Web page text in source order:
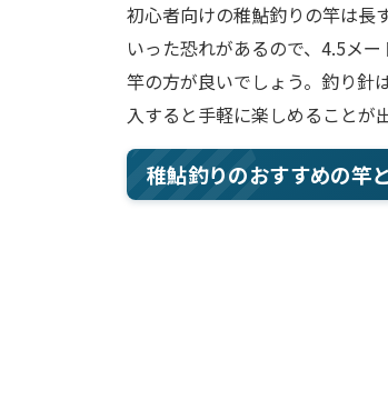
初心者向けの稚鮎釣りの竿は長
いった恐れがあるので、4.5メ
竿の方が良いでしょう。釣り針
入すると手軽に楽しめることが
稚鮎釣りのおすすめの竿と